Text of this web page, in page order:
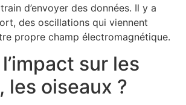
d’envoyer des données. Il y a
des oscillations qui viennent
propre champ électromagnétique.
sur les
les oiseaux ?